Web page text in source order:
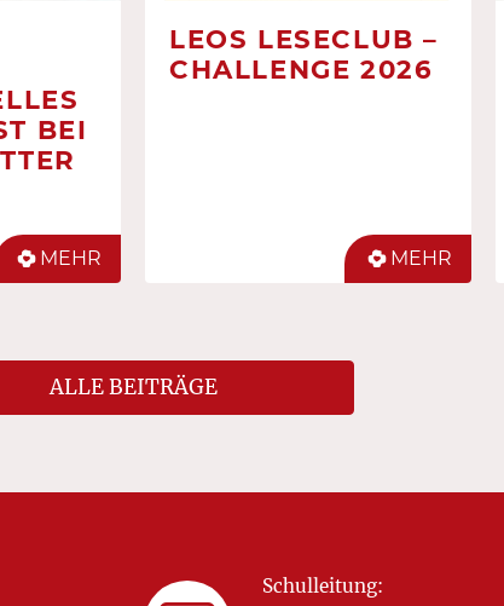
BEI
MEHR
LEOS LESECLUB –
CHALLENGE 2026
MEHR
ALLE BEITRÄGE
Schulleitung: